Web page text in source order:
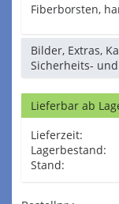
Fiberborsten,
Bilder, Extras,
Sicherheits-
Lieferbar ab
Lieferzeit:
Lagerbestand:
Stand: